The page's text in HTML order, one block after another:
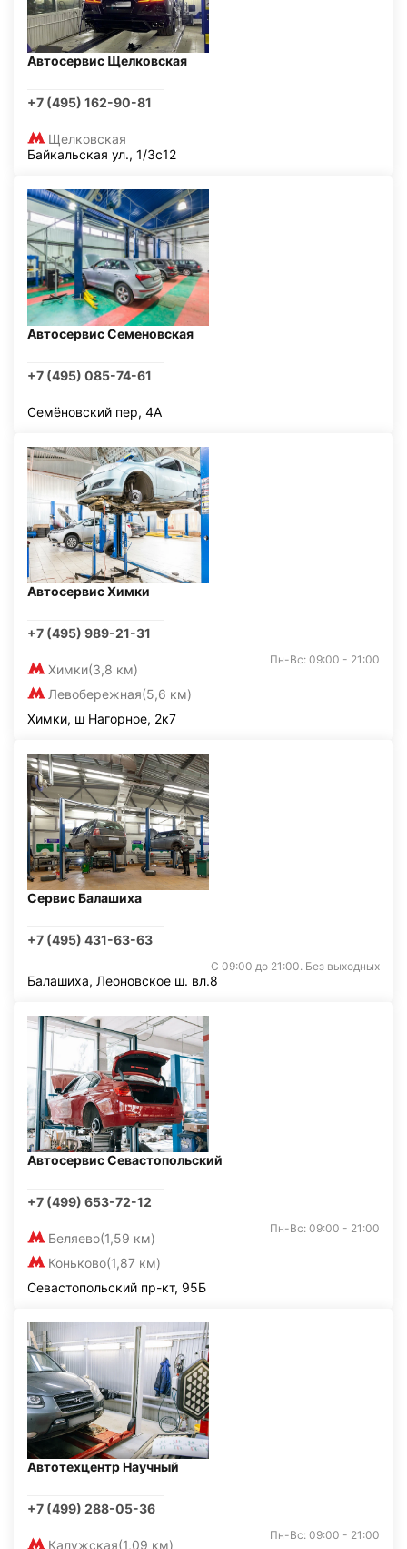
Автосервис Щелковская
+7 (495) 162-90-81
Щелковская
Байкальская ул., 1/3с12
Автосервис Семеновская
+7 (495) 085-74-61
Семёновский пер, 4А
Автосервис Химки
+7 (495) 989-21-31
Химки(3,8 км)
Левобережная(5,6 км)
Пн-Вс: 09:00 - 21:00
Химки, ш Нагорное, 2к7
Сервис Балашиха
+7 (495) 431-63-63
С 09:00 до 21:00. Без выходных
Балашиха, Леоновское ш. вл.8
Автосервис Севастопольский
+7 (499) 653-72-12
Беляево(1,59 км)
Коньково(1,87 км)
Пн-Вс: 09:00 - 21:00
Севастопольский пр-кт, 95Б
Автотехцентр Научный
+7 (499) 288-05-36
Калужская(1,09 км)
Пн-Вс: 09:00 - 21:00